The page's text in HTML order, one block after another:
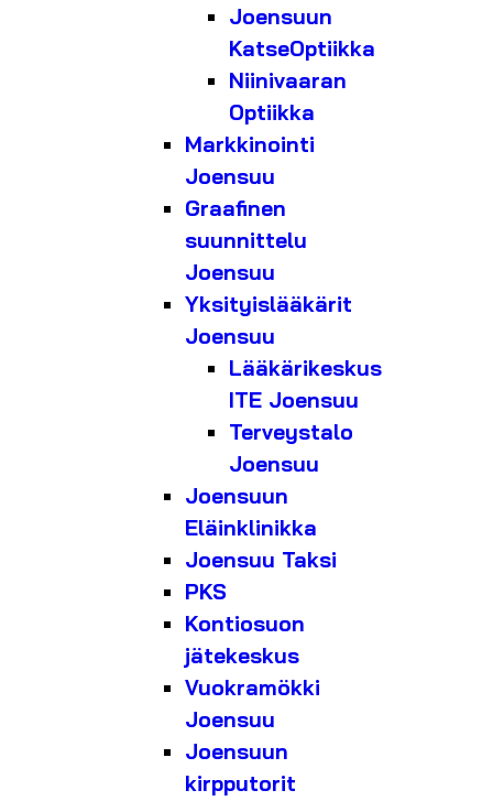
Joensuun
KatseOptiikka
Niinivaaran
Optiikka
Markkinointi
Joensuu
Graafinen
suunnittelu
Joensuu
Yksityislääkärit
Joensuu
Lääkärikeskus
ITE Joensuu
Terveystalo
Joensuu
Joensuun
Eläinklinikka
Joensuu Taksi
PKS
Kontiosuon
jätekeskus
Vuokramökki
Joensuu
Joensuun
kirpputorit